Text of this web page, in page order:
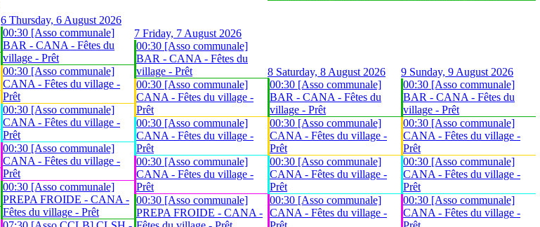
6 Thursday, 6 August 2026
00:30 [Asso communale]
BAR - CANA - Fêtes du
village - Prêt
00:30 [Asso communale]
CANA - Fêtes du village -
Prêt
00:30 [Asso communale]
CANA - Fêtes du village -
Prêt
00:30 [Asso communale]
CANA - Fêtes du village -
Prêt
00:30 [Asso communale]
PREPA FROIDE - CANA -
Fêtes du village - Prêt
7 Friday, 7 August 2026
00:30 [Asso communale]
BAR - CANA - Fêtes du
village - Prêt
00:30 [Asso communale]
CANA - Fêtes du village -
Prêt
00:30 [Asso communale]
CANA - Fêtes du village -
Prêt
00:30 [Asso communale]
CANA - Fêtes du village -
Prêt
00:30 [Asso communale]
PREPA FROIDE - CANA -
8 Saturday, 8 August 2026
00:30 [Asso communale]
BAR - CANA - Fêtes du
village - Prêt
00:30 [Asso communale]
CANA - Fêtes du village -
Prêt
00:30 [Asso communale]
CANA - Fêtes du village -
Prêt
00:30 [Asso communale]
CANA - Fêtes du village -
9 Sunday, 9 August 2026
00:30 [Asso communale]
BAR - CANA - Fêtes du
village - Prêt
00:30 [Asso communale]
CANA - Fêtes du village -
Prêt
00:30 [Asso communale]
CANA - Fêtes du village -
Prêt
00:30 [Asso communale]
CANA - Fêtes du village -